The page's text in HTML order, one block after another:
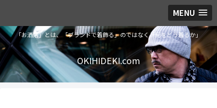
MENU
「お洒落」とは、「ブランドで着飾る」のではなく「何をどう着るか」
OKIHIDEKI.com